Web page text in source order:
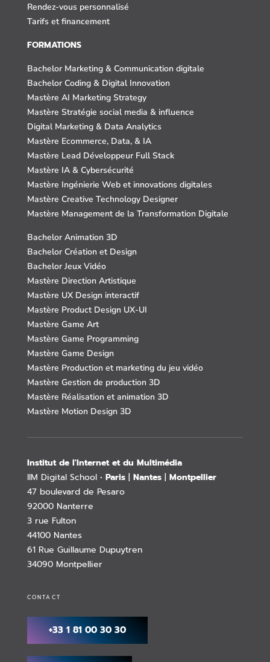
Rendez-vous personnalisé
Tarifs et financement
FORMATIONS
Bachelor Marketing & Communication digitale
Bachelor Coding & Digital Innovation
Mastère AI Marketing Strategy
Mastère Stratégie social media & influence
Digital Marketing & Data Analytics
Mastère Ecommerce, Data, & IA
Mastère Lead Développeur Full Stack
Mastère IA & Cybersécurité
Mastère Ingénierie Web et innovations digitales
Mastère Creative Technology Designer
Mastère Management de la Transformation Digitale
Bachelor Animation 3D
Bachelor Création et Design
Bachelor Jeux Vidéo
Mastère Direction Artistique
Mastère UX Design interactif
Mastère Product Design UX-UI
Mastère Game Art
Mastère Game Programming
Mastère Game Design
Mastère Production et marketing du jeu vidéo
Mastère Gestion de production 3D
Mastère Réalisation et animation 3D
Mastère Motion Design 3D
Institut de l'Internet et du Multimédia
IIM Digital School • Paris | Nantes | Montpellier
47 boulevard de Pesaro
92000 Nanterre
3 rue Fulton
44100 Nantes
61 Rue Guillaume Dupuytren
34090 Montpellier
CONTACT
+33 1 81 00 30 30